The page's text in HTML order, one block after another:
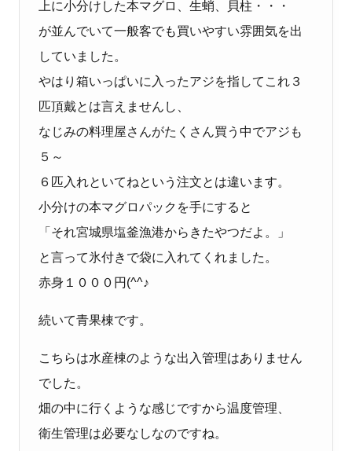
上に小分けした本マグロ、生蛸、貝柱・・・
が並んでいて一般客でも買いやすい雰囲気を出
していました。
やはり箱いっぱいに入ったアジを指してこれ３
匹頂戴とは言えませんし、
なじみの料理屋さんがたくさん買う中でアジも
５～
６匹入れといてねという注文とは違います。
小分けの本マグロパックを手にすると
「それ宮城県塩釜漁港からきたやつだよ。」
と言って氷付きで袋に入れてくれました。
赤身１０００円 (^^♪
続いて青果棟です。
こちらは水産棟のような出入管理はありません
でした。
畑の中に行くような感じですから温度管理、
衛生管理は必要なしなのですね。